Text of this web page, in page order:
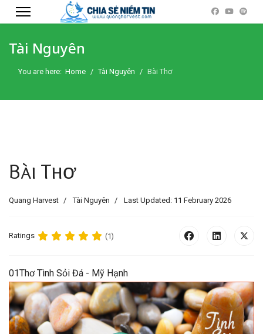
Tài Nguyên
You are here: Home Tài Nguyên Bài Thơ
Bài Thơ
Quang Harvest Tài Nguyên Last Updated: 11 February 2026
Ratings (1)
01Thơ Tình Sỏi Đá - Mỹ Hạnh